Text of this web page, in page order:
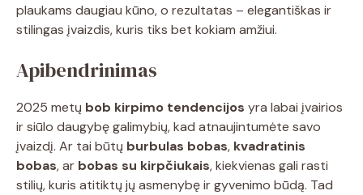
plaukams daugiau kūno, o rezultatas – elegantiškas ir
stilingas įvaizdis, kuris tiks bet kokiam amžiui.
Apibendrinimas
2025 metų bob kirpimo tendencijos yra labai įvairios
ir siūlo daugybę galimybių, kad atnaujintumėte savo
įvaizdį. Ar tai būtų burbulas bobas, kvadratinis
bobas, ar bobas su kirpčiukais, kiekvienas gali rasti
stilių, kuris atitiktų jų asmenybę ir gyvenimo būdą. Tad